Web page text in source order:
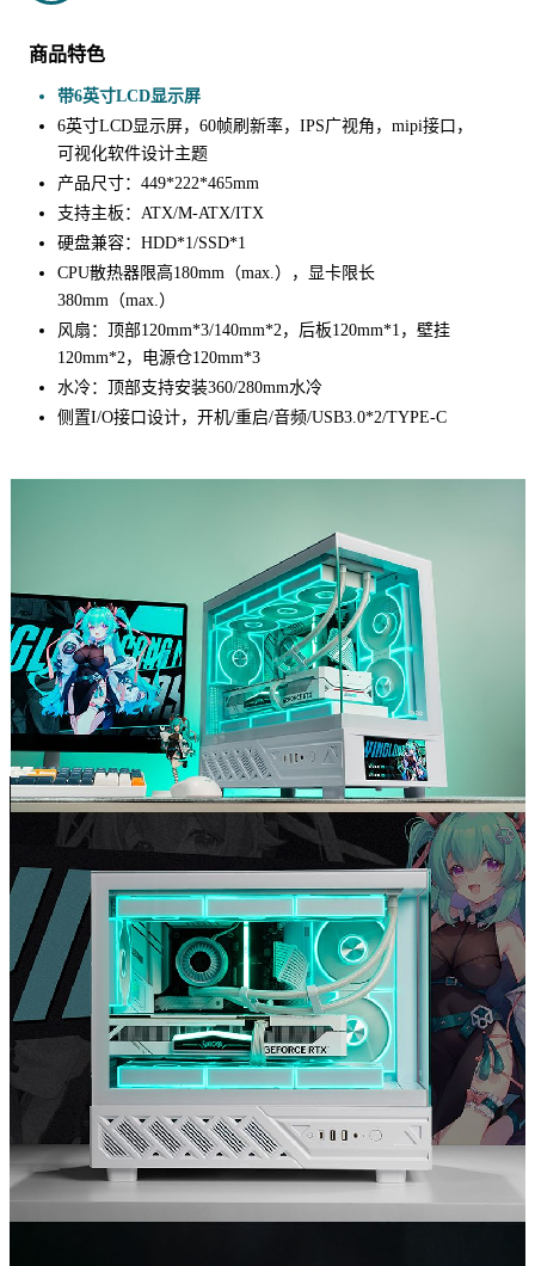
商品特色
带6英寸LCD显示屏
6英寸LCD显示屏，60帧刷新率，IPS广视角，mipi接口，
可视化软件设计主题
产品尺寸：449*222*465mm
支持主板：ATX/M-ATX/ITX
硬盘兼容：HDD*1/SSD*1
CPU散热器限高180mm（max.），显卡限长
380mm（max.）
风扇：顶部120mm*3/140mm*2，后板120mm*1，壁挂
120mm*2，电源仓120mm*3
水冷：顶部支持安装360/280mm水冷
侧置I/O接口设计，开机/重启/音频/USB3.0*2/TYPE-C